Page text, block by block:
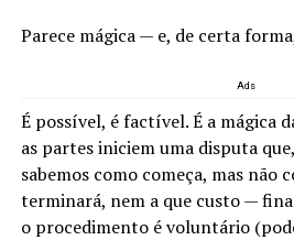
Parece mágica — e, de certa
Ads
É possível, é factível. É a mágica
as partes iniciem uma disputa
sabemos como começa, mas não
terminará, nem a que custo —
o procedimento é voluntário